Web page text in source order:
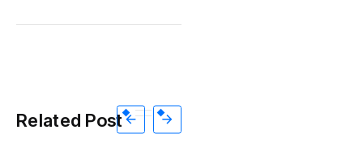
Related Post